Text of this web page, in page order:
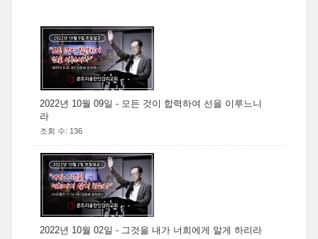
2022년 10월 09일 - 모든 것이 합력하여 선을 이루느니
라
조회 수: 136
2022년 10월 02일 - 그것을 내가 너희에게 알게 하리라